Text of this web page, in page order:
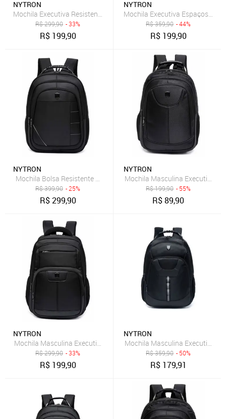
NYTRON
Mochila Executiva Resistente Masculina Espaçosa
R$299,90 - 33%
R$ 199,90
NYTRON
Mochila Executiva Espaçosa
R$359,90 - 44%
R$ 199,90
NYTRON
Mochila Bolsa Resistente Masculina Notebook Trabalho
R$399,90 - 25%
R$299,90
NYTRON
Mochila Masculina Executiva
R$199,90 - 55%
R$89,90
NYTRON
Mochila Masculina Executiva Nytron Reforçada Espaçosa Trabalho
R$299,90 - 33%
R$ 199,90
NYTRON
Mochila Masculina Executiva
R$359,90 - 50%
R$ 179,91